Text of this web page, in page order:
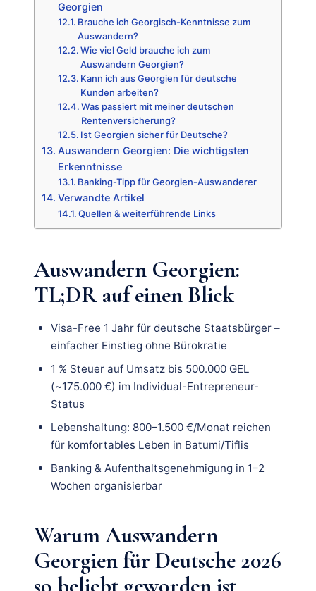
Georgien
Brauche ich Georgisch-Kenntnisse zum
Auswandern?
Wie viel Geld brauche ich zum
Auswandern Georgien?
Kann ich aus Georgien für deutsche
Kunden arbeiten?
Was passiert mit meiner deutschen
Rentenversicherung?
Ist Georgien sicher für Deutsche?
Auswandern Georgien: Die wichtigsten
Erkenntnisse
Banking-Tipp für Georgien-Auswanderer
Verwandte Artikel
Quellen & weiterführende Links
Auswandern Georgien:
TL;DR auf einen Blick
Visa-Free 1 Jahr für deutsche Staatsbürger –
einfacher Einstieg ohne Bürokratie
1 % Steuer auf Umsatz bis 500.000 GEL
(~175.000 €) im Individual-Entrepreneur-
Status
Lebenshaltung: 800–1.500 €/Monat reichen
für komfortables Leben in Batumi/Tiflis
Banking & Aufenthaltsgenehmigung in 1–2
Wochen organisierbar
Warum Auswandern
Georgien für Deutsche 2026